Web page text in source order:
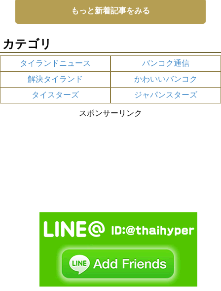
もっと新着記事をみる
カテゴリ
タイランドニュース
バンコク通信
解決タイランド
かわいいバンコク
タイスターズ
ジャパンスターズ
スポンサーリンク